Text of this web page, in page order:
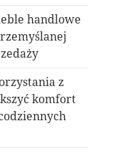
handlowe
z
komfort